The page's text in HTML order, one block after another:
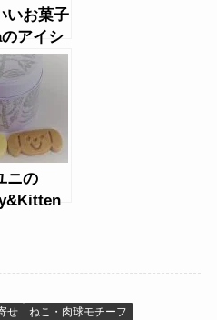
いお菓子
アイシ
ッキー
ニの
せ
ねこ・肉球モチーフ